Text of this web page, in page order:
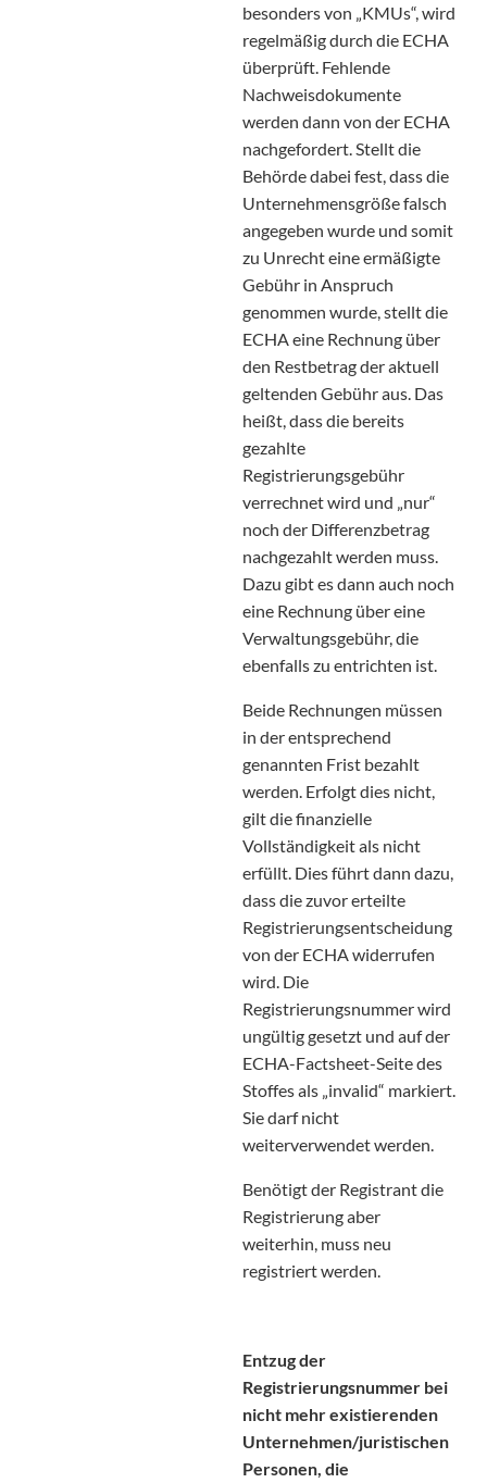
besonders von „KMUs“, wird
regelmäßig durch die ECHA
überprüft. Fehlende
Nachweisdokumente
werden dann von der ECHA
nachgefordert. Stellt die
Behörde dabei fest, dass die
Unternehmensgröße falsch
angegeben wurde und somit
zu Unrecht eine ermäßigte
Gebühr in Anspruch
genommen wurde, stellt die
ECHA eine Rechnung über
den Restbetrag der aktuell
geltenden Gebühr aus. Das
heißt, dass die bereits
gezahlte
Registrierungsgebühr
verrechnet wird und „nur“
noch der Differenzbetrag
nachgezahlt werden muss.
Dazu gibt es dann auch noch
eine Rechnung über eine
Verwaltungsgebühr, die
ebenfalls zu entrichten ist.
Beide Rechnungen müssen
in der entsprechend
genannten Frist bezahlt
werden. Erfolgt dies nicht,
gilt die finanzielle
Vollständigkeit als nicht
erfüllt. Dies führt dann dazu,
dass die zuvor erteilte
Registrierungsentscheidung
von der ECHA widerrufen
wird. Die
Registrierungsnummer wird
ungültig gesetzt und auf der
ECHA-Factsheet-Seite des
Stoffes als „invalid“ markiert.
Sie darf nicht
weiterverwendet werden.
Benötigt der Registrant die
Registrierung aber
weiterhin, muss neu
registriert werden.
Entzug der
Registrierungsnummer bei
nicht mehr existierenden
Unternehmen/juristischen
Personen, die